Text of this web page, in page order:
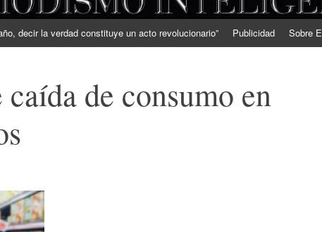
decir la verdad constituye un acto revolucionario” Publicidad Sobre
de consumo en